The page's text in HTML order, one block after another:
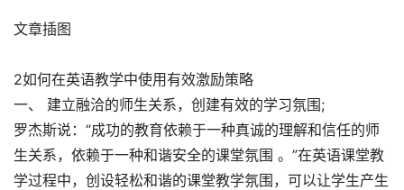
文章插图
2如何在英语教学中使用有效激励策略
一、 建立融洽的师生关系，创建有效的学习氛围;
罗杰斯说：“成功的教育依赖于一种真诚的理解和信任的师
生关系，依赖于一种和谐安全的课堂氛围 。”在英语课堂教
学过程中，创设轻松和谐的课堂教学氛围，可以让学生产生